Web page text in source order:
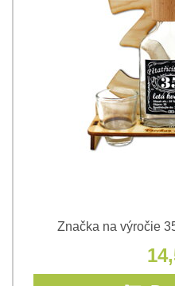
Značka na výročie